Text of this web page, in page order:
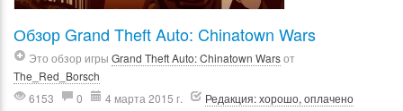
Обзор Grand Theft Auto: Chinatown Wars
Это обзор игры Grand Theft Auto: Chinatown Warsот
The_Red_Borsch
6153
0 4 марта 2015 г. Редакция: хорошо, оплачено